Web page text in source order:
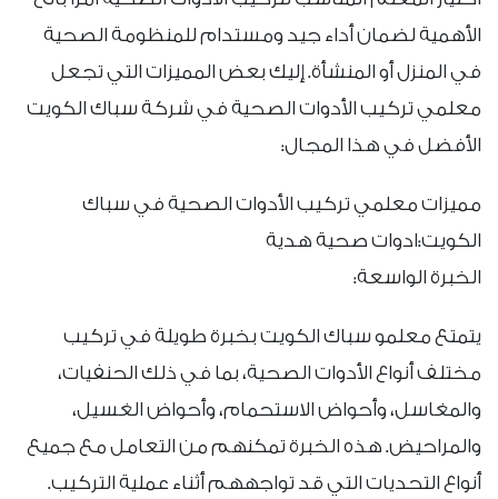
الأهمية لضمان أداء جيد ومستدام للمنظومة الصحية
في المنزل أو المنشأة. إليك بعض المميزات التي تجعل
معلمي تركيب الأدوات الصحية في شركة سباك الكويت
الأفضل في هذا المجال:
مميزات معلمي تركيب الأدوات الصحية في سباك
الكويت:ادوات صحية هدية
الخبرة الواسعة:
يتمتع معلمو سباك الكويت بخبرة طويلة في تركيب
مختلف أنواع الأدوات الصحية، بما في ذلك الحنفيات،
والمغاسل، وأحواض الاستحمام، وأحواض الغسيل،
والمراحيض. هذه الخبرة تمكنهم من التعامل مع جميع
أنواع التحديات التي قد تواجههم أثناء عملية التركيب.